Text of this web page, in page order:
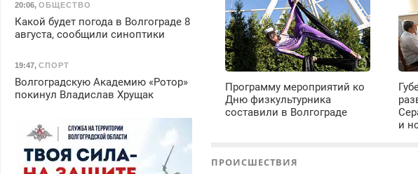
Программу мероприятий ко
Дню физкультурника
составили в Волгограде
и
ПРОИСШЕСТВИЯ
20:06, ОБЩЕСТВО
Какой будет погода в Волгограде 8
августа, сообщили синоптики
19:47, СПОРТ
Волгоградскую Академию «Ротор»
покинул Владислав Хрущак